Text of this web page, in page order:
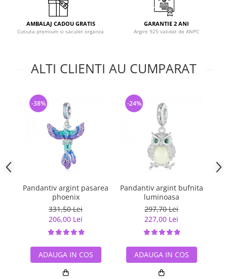
AMBALAJ CADOU GRATIS
Cutiuta premium si saculet organza
GARANTIE 2 ANI
Argint 925 validat de ANPC
ALTI CLIENTI AU CUMPARAT
Pandantiv argint pasarea
phoenix
331,50 Lei
206,00 Lei
-38%
ADAUGA IN COS
Pandantiv argint bufnita
luminoasa
297,70 Lei
227,00 Lei
-24%
ADAUGA IN COS